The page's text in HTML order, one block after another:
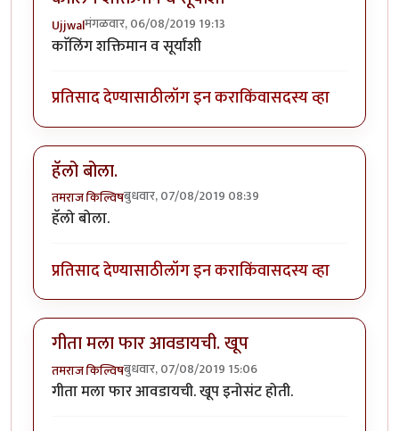
Ujjwalमंगळवार, 06/08/2019 19:13
काॅलिंग शक्तिमान व सूर्यांशी
प्रतिसाद देण्यासाठीलॉग इन कराकिंवासदस्य व्हा
हॅलो बोला.
तमराज किल्विषबुधवार, 07/08/2019 08:39
हॅलो बोला.
प्रतिसाद देण्यासाठीलॉग इन कराकिंवासदस्य व्हा
गीता मला फार आवडायची. खूप
तमराज किल्विषबुधवार, 07/08/2019 15:06
गीता मला फार आवडायची. खूप इनोसंट होती.